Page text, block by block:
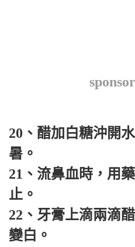
20、醋加白糖沖開
暑。
21、流鼻血時，用
止。
22、牙膏上滴兩滴
變白。